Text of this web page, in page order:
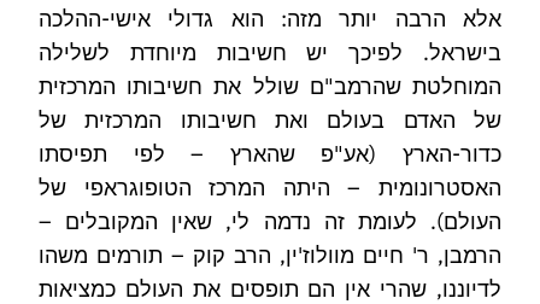
אלא הרבה יותר מזה: הוא גדולי אישי-ההלכה
בישראל. לפיכך יש חשיבות מיוחדת לשלילה
המוחלטת שהרמב"ם שולל את חשיבותו המרכזית
של האדם בעולם ואת חשיבותו המרכזית של
כדור-הארץ (אע"פ שהארץ – לפי תפיסתו
האסטרונומית – היתה המרכז הטופוגראפי של
העולם). לעומת זה נדמה לי, שאין המקובלים –
הרמבן, ר' חיים מוולוז'ין, הרב קוק – תורמים משהו
לדיוננו, שהרי אין הם תופסים את העולם כמציאות